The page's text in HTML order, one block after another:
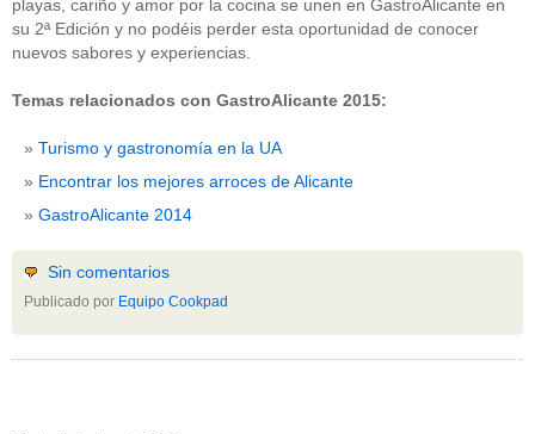
playas, cariño y amor por la cocina se unen en GastroAlicante en
su 2ª Edición y no podéis perder esta oportunidad de conocer
nuevos sabores y experiencias.
Temas relacionados con GastroAlicante 2015:
Turismo y gastronomía en la UA
Encontrar los mejores arroces de Alicante
GastroAlicante 2014
Sin comentarios
Publicado por Equipo Cookpad